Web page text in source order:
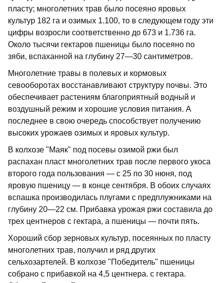
пласту; многолетних трав было посеяно яровых
культур 182 га и озимых 1.100, то в следующем году эти
цифры возросли соответственно до 673 и 1.736 га.
Около тысячи гектаров пшеницы было посеяно по
зяби, вспаханной на глубину 27—30 сантиметров.
Многолетние травы в полевых и кормовых
севооборотах восстанавливают структуру почвы. Это
обеспечивает растениям благоприятный водный и
воздушный режим и хорошие условия питания. А
последнее в свою очередь способствует получению
высоких урожаев озимых и яровых культур.
В колхозе "Маяк" под посевы озимой ржи был
распахан пласт многолетних трав после первого укоса
второго года пользования — с 25 по 30 нюня, под
яровую пшеницу — в конце сентября. В обоих случаях
вспашка производилась плугами с предплужниками на
глубину 20—22 см. Прибавка урожая ржи составила до
трех центнеров с гектара, а пшеницы — почти пять.
Хороший сбор зерновых культур, посеянных по пласту
многолетних трав, получил и ряд других
сельхозартелей. В колхозе "Победитель" пшеницы
собрано с прибавкой на 4,5 центнера. с гектара.